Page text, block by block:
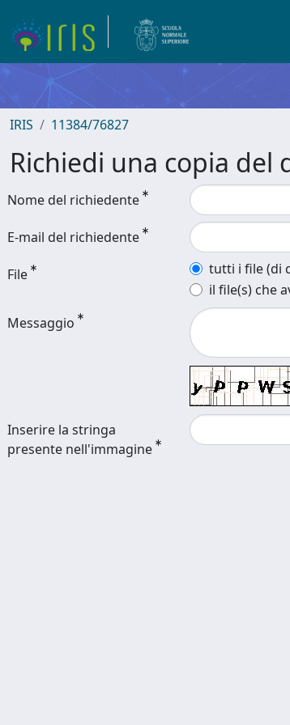
IRIS 11384/76827
Richiedi una copia del
Nome del richiedente
E-mail del richiedente
File
tutti i file (di
il file(s) che
Messaggio
Inserire la stringa
presente nell'immagine